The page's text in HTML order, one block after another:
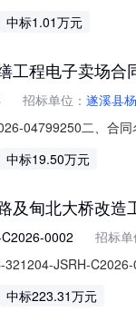
）：天水嘉颖宝商
中标1.01万元
工程电子卖场合
招标单位： 遂溪县
04799250二、合
站南路东侧、新规
中标19.50万元
及甸北大桥改造
0002
招标
321204-JSRH-
有限公司地址：靖
中标223.31万元